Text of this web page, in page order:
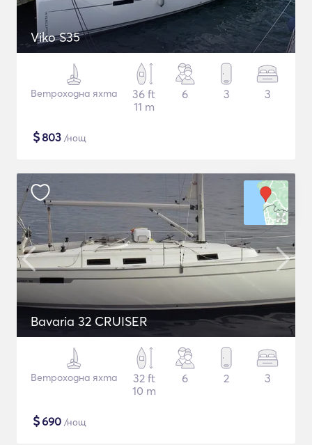
Viko S35
Ветроходна яхта
36 ft
11 m
6 3 3
$803 /нощ
Bavaria 32 CRUISER
Ветроходна яхта
32 ft
10 m
6 2 3
$690 /нощ